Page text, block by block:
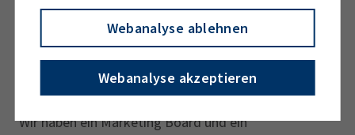
Webanalyse ablehnen
Webanalyse akzeptieren
Wie setzen Sie Ihre wirtschaftlichen Ziele auf der
einen und den Umweltaktivismus auf der
anderen Seite organisatorisch um?
Wir haben ein Marketing Board und ein